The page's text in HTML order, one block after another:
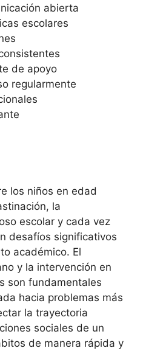
abierta
escolares
de apoyo
regularmente
los niños en edad
la
escolar y cada vez
desafíos significativos
académico. El
y la intervención en
son fundamentales
hacia problemas más
la trayectoria
sociales de un
de manera rápida y